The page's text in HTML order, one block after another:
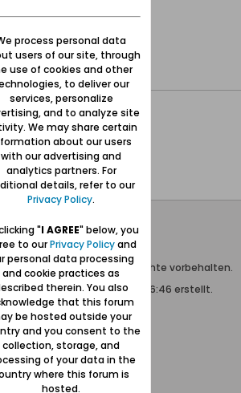
Wolfgang Naujocks MMXXVI
Powered byvBulletin®
I, LLC dba vBulletin. Alle Rechte vorbehalten.
WEZ+1. Die Seite wurde um 06:46 erstellt.
process personal data
users of our site, through
use of cookies and other
to deliver our
services, personalize
and to analyze site
We may share certain
about our users
with our advertising and
analytics partners. For
details, refer to our
Privacy Policy.
"I AGREE" below, you
to ourPrivacy Policyand
personal data processing
and cookie practices as
therein. You also
that this forum
be hosted outside your
and you consent to the
collection, storage, and
of your data in the
where this forum is
hosted.